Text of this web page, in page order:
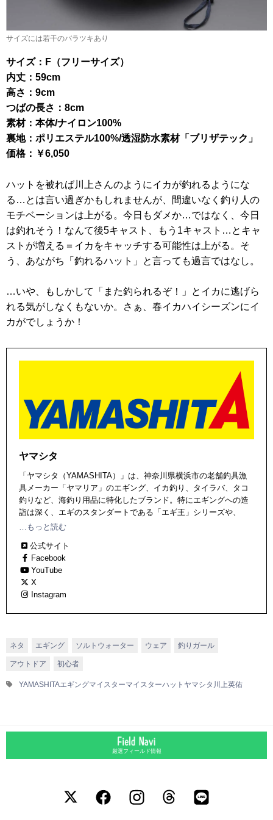
サイズには若干のバラツキあり
サイズ：F（フリーサイズ）
内丈：59cm
高さ：9cm
つばの長さ：8cm
素材：本体/ナイロン100%
裏地：ポリエステル100%/透湿防水素材「ブリザテック」
価格：￥6,050
ハットを被れば川上さんのようにイカが釣れるようにな
る…とは言い過ぎかもしれませんが、間違いなく釣り人の
モチベーションは上がる。今日もダメか…ではなく、今日
は釣れそう！なんて後5キャスト、もう1キャスト…とキャ
ストが増える＝イカをキャッチする可能性は上がる。そ
う、あながち「釣れるハット」と言っても過言ではなし。
…いや、もしかして「また釣られるぞ！」とイカに逃げら
れる気がしなくもないか。さぁ、春イカハイシーズンにイ
カがでしょうか！
ヤマシタ
「ヤマシタ（YAMASHITA）」は、神奈川県横浜市の老舗釣具漁
具メーカー「ヤマリア」のエギング、イカ釣り、タイラバ、タコ
釣りなど、海釣り用品に特化したブランド。特にエギングへの造
詣は深く、エギのスタンダートである「エギ王」シリーズや、
「ケイムラ」カラー、「490グロー」カラーなどを送り出し、最新
…もっと読む
公式サイト
Facebook
YouTube
X
Instagram
ネタ エギング ソルトウォーター ウェア 釣りガール
アウトドア 初心者
YAMASHITAエギングマイスターマイスターハット ヤマシタ 川上英佑
厳選フィールド情報